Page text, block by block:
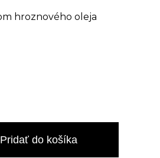
hroznového oleja
Pridať do košíka